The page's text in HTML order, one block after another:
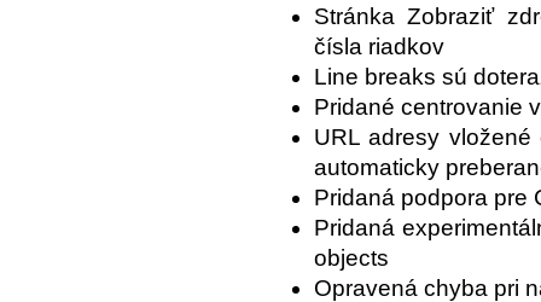
Stránka Zobraziť
čísla riadkov
Line breaks sú
Pridané centrovanie
URL adresy
automaticky
Pridaná podpora pre
Pridaná
objects
Opravená chyba pri